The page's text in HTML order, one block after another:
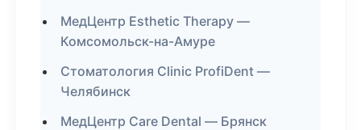
МедЦентр Esthetic Therapy —
Комсомольск-на-Амуре
Стоматология Clinic ProfiDent —
Челябинск
МедЦентр Care Dental — Брянск